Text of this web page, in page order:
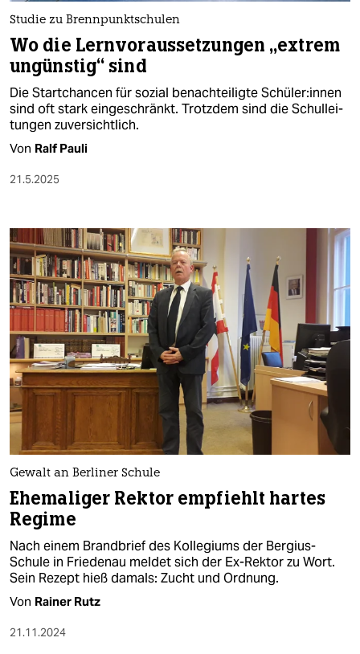
Studie zu Brennpunktschulen
Wo die Lernvoraussetzungen „extrem
ungünstig“ sind
Die Startchancen für sozial benachteiligte Schü­le­r:in­nen
sind oft stark eingeschränkt. Trotzdem sind die Schul­lei­
tungen zuversichtlich.
Von Ralf Pauli
21.5.2025
Gewalt an Berliner Schule
Ehemaliger Rektor empfiehlt hartes
Regime
Nach einem Brandbrief des Kollegiums der Bergius-
Schule in Friedenau meldet sich der Ex-Rektor zu Wort.
Sein Rezept hieß damals: Zucht und Ordnung.
Von Rainer Rutz
21.11.2024